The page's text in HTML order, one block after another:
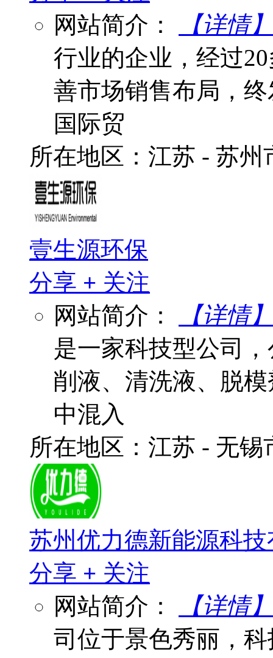
网站简介：
【详情】
行业的企业，经过
善市场销售布局，
国际贸
所在地区：江苏 - 苏
壹生源环保
分享 + 关注
网站简介：
【详情】
是一家科技型公司
削液、清洗液、脱
中混入
所在地区：江苏 - 无
苏州优力德新能源科
分享 + 关注
网站简介：
【详情】
司位于景色秀丽，